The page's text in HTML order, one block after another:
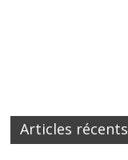
Articles récents